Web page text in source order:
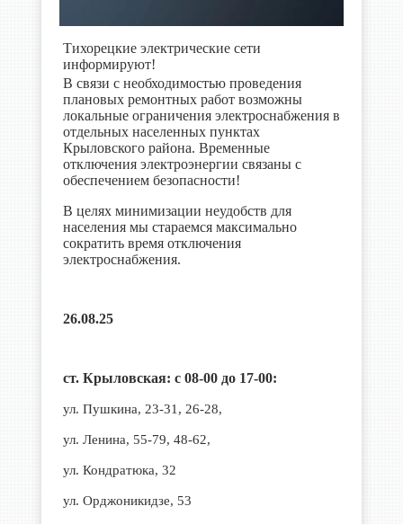
Тихорецкие электрические сети
информируют!
В связи с необходимостью проведения
плановых ремонтных работ возможны
локальные ограничения электроснабжения в
отдельных населенных пунктах
Крыловского района. Временные
отключения электроэнергии связаны с
обеспечением безопасности!
В целях минимизации неудобств для
населения мы стараемся максимально
сократить время отключения
электроснабжения.
26.08.25
ст. Крыловская: с 08-00 до 17-00:
ул. Пушкина, 23-31, 26-28,
ул. Ленина, 55-79, 48-62,
ул. Кондратюка, 32
ул. Орджоникидзе, 53